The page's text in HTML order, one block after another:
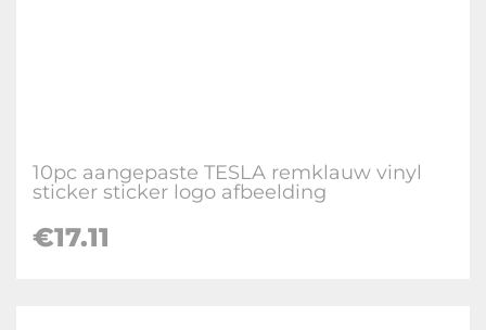
10pc aangepaste TESLA remklauw vinyl
sticker sticker logo afbeelding
€17.11